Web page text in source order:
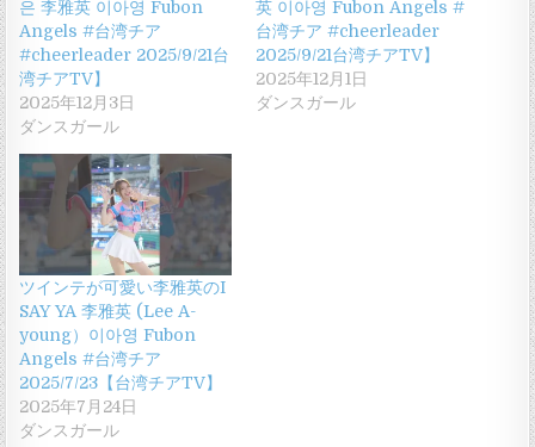
은 李雅英 이아영 Fubon
Angels #台湾チア
#cheerleader 2025/9/21台
湾チアTV】
2025年12月3日
ダンスガール
英 이아영 Fubon Angels #
台湾チア #cheerleader
2025/9/21台湾チアTV】
2025年12月1日
ダンスガール
ツインテが可愛い李雅英のI
SAY YA 李雅英 (Lee A-
young）이아영 Fubon
Angels #台湾チア
2025/7/23【台湾チアTV】
2025年7月24日
ダンスガール